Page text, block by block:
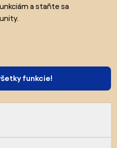
a staňte sa
funkcie!